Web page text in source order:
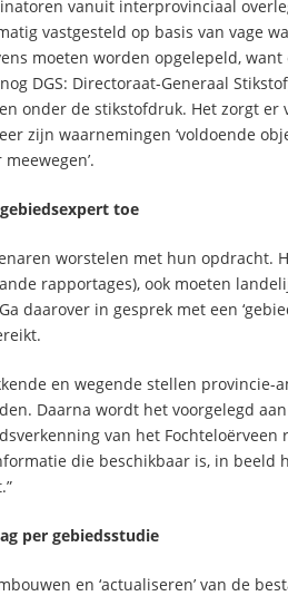
vanuit interprovinciaal
vastgesteld op basis van vage
moeten worden opgelepeld,
DGS: Directoraat-Generaal
onder de stikstofdruk. Het zorgt
zijn waarnemingen ‘voldoende
toe
worstelen met hun opdracht.
rapportages), ook moeten
daarover in gesprek met een
en wegende stellen
Daarna wordt het voorgelegd
van het
die beschikbaar is, in beeld
per gebiedsstudie
en ‘actualiseren’ van de